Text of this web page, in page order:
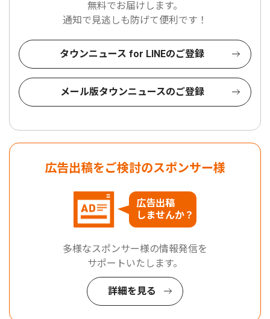
無料でお届けします。
通知で見逃しも防げて便利です！
タウンニュース for LINEのご登録
メール版タウンニュースのご登録
広告出稿をご検討のスポンサー様
広告出稿
しませんか？
多様なスポンサー様の情報発信を
サポートいたします。
詳細を見る